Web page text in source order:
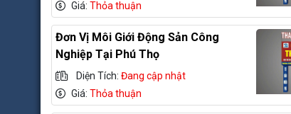
Giá: Thỏa thuận
Đơn Vị Môi Giới Động Sản Công
Nghiệp Tại Phú Thọ
Diện Tích: Đang cập nhật
Giá: Thỏa thuận